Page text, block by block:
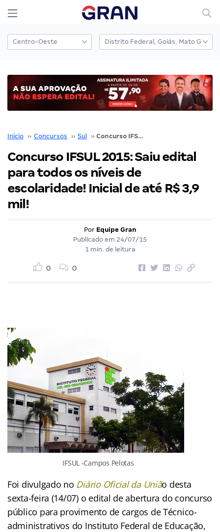
Início ›› Concursos ›› Sul ›› Concurso IFSUL 2015: Saiu edital para todos os níveis de escolaridade! Inicial de até R$ 3,9 mil!
Concurso IFSUL 2015: Saiu edital
para todos os níveis de
escolaridade! Inicial de até R$ 3,9
mil!
Por Equipe Gran
Publicado em 24/07/15
1 min. de leitura
0 0
IFSUL -Campos Pelotas
Foi divulgado no Diário Oficial da União desta
sexta-feira (14/07) o edital de abertura do concurso
público para provimento de cargos de Técnico-
administrativos do Instituto Federal de Educação,